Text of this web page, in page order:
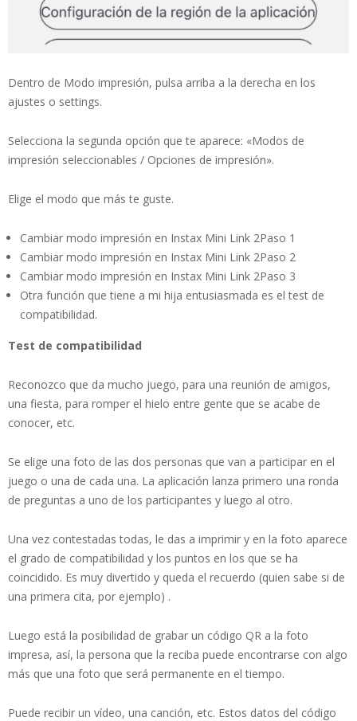
Dentro de Modo impresión, pulsa arriba a la derecha en los
ajustes o settings.
Selecciona la segunda opción que te aparece: «Modos de
impresión seleccionables / Opciones de impresión».
Elige el modo que más te guste.
Cambiar modo impresión en Instax Mini Link 2Paso 1
Cambiar modo impresión en Instax Mini Link 2Paso 2
Cambiar modo impresión en Instax Mini Link 2Paso 3
Otra función que tiene a mi hija entusiasmada es el test de
compatibilidad.
Test de compatibilidad
Reconozco que da mucho juego, para una reunión de amigos,
una fiesta, para romper el hielo entre gente que se acabe de
conocer, etc.
Se elige una foto de las dos personas que van a participar en el
juego o una de cada una. La aplicación lanza primero una ronda
de preguntas a uno de los participantes y luego al otro.
Una vez contestadas todas, le das a imprimir y en la foto aparece
el grado de compatibilidad y los puntos en los que se ha
coincidido. Es muy divertido y queda el recuerdo (quien sabe si de
una primera cita, por ejemplo) .
Luego está la posibilidad de grabar un código QR a la foto
impresa, así, la persona que la reciba puede encontrarse con algo
más que una foto que será permanente en el tiempo.
Puede recibir un vídeo, una canción, etc. Estos datos del código